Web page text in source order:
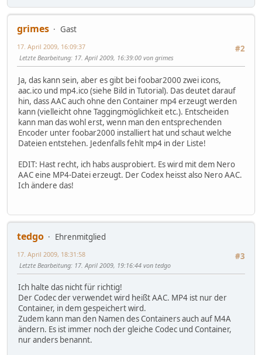
grimes
Gast
#2
17. April 2009, 16:09:37
Letzte Bearbeitung: 17. April 2009, 16:39:00 von grimes
Ja, das kann sein, aber es gibt bei foobar2000 zwei icons,
aac.ico und mp4.ico (siehe Bild in Tutorial). Das deutet darauf
hin, dass AAC auch ohne den Container mp4 erzeugt werden
kann (vielleicht ohne Taggingmöglichkeit etc.). Entscheiden
kann man das wohl erst, wenn man den entsprechenden
Encoder unter foobar2000 installiert hat und schaut welche
Dateien entstehen. Jedenfalls fehlt mp4 in der Liste!
EDIT: Hast recht, ich habs ausprobiert. Es wird mit dem Nero
AAC eine MP4-Datei erzeugt. Der Codex heisst also Nero AAC.
Ich ändere das!
tedgo
Ehrenmitglied
#3
17. April 2009, 18:31:58
Letzte Bearbeitung: 17. April 2009, 19:16:44 von tedgo
Ich halte das nicht für richtig!
Der Codec der verwendet wird heißt AAC. MP4 ist nur der
Container, in dem gespeichert wird.
Zudem kann man den Namen des Containers auch auf M4A
ändern. Es ist immer noch der gleiche Codec und Container,
nur anders benannt.